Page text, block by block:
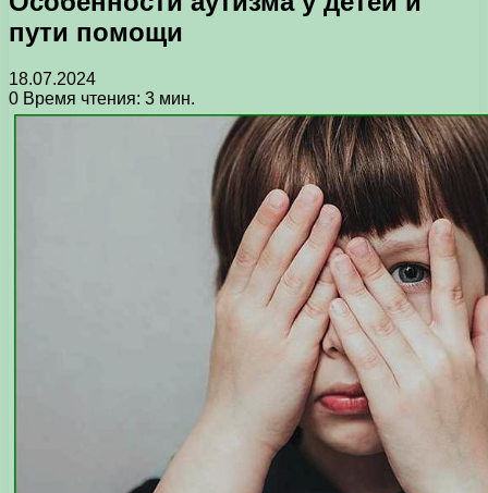
пути помощи
18.07.2024
0 Время чтения: 3 мин.